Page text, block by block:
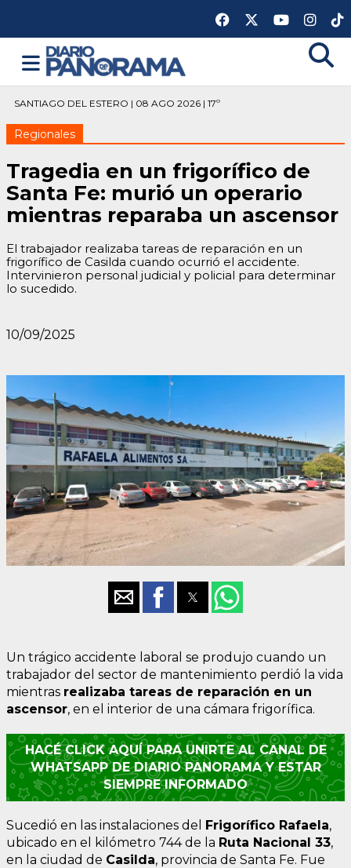
SANTIAGO DEL ESTERO | 08 AGO 2026 | 17º
Regionales
Tragedia en un frigorífico de
Santa Fe: murió un operario
mientras reparaba un ascensor
El trabajador realizaba tareas de reparación en un
frigorífico de Casilda cuando ocurrió el accidente.
Intervinieron personal judicial y policial para determinar
lo sucedido.
10/09/2025
Un trágico accidente laboral se produjo cuando un
trabajador del sector de mantenimiento perdió la vida
mientras realizaba tareas de reparación en un
ascensor, en el interior de una cámara frigorífica.
HACÉ CLICK AQUÍ PARA UNIRTE AL CANAL DE
WHATSAPP DE DIARIO PANORAMA Y ESTAR
SIEMPRE INFORMADO
Sucedió en las instalaciones del Frigorífico Rafaela,
ubicado en el kilómetro 744 de la Ruta Nacional 33,
en la ciudad de Casilda, provincia de Santa Fe. Fue